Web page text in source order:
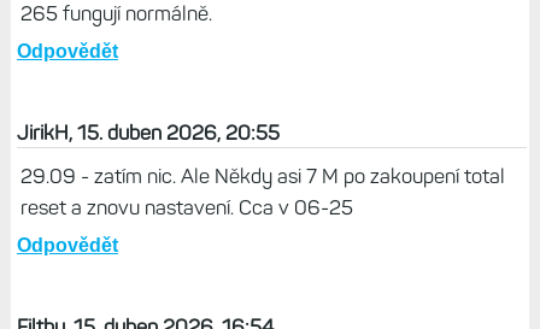
265 fungují normálně.
Odpovědět
JirikH, 15. duben 2026, 20:55
29.09 - zatím nic. Ale Někdy asi 7 M po zakoupení total
reset a znovu nastavení. Cca v 06-25
Odpovědět